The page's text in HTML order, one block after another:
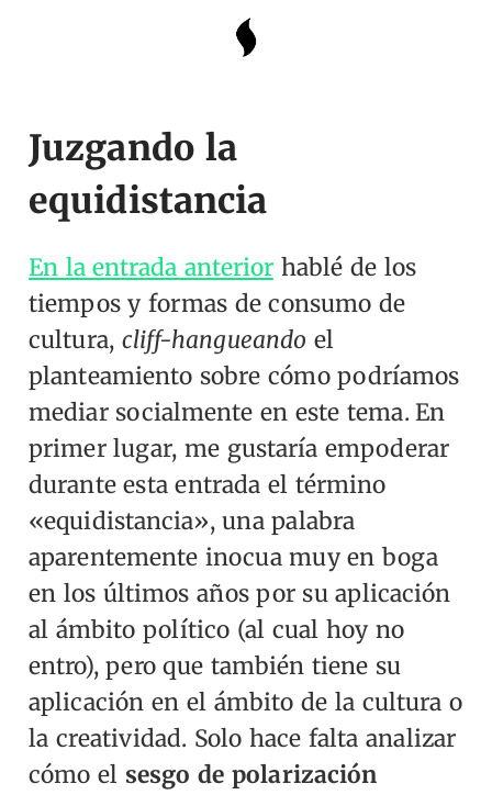
Juzgando la
equidistancia
En la entrada anteriorhablé de los
tiempos y formas de consumo de
cultura, cliff-hangueando el
planteamiento sobre cómo podríamos
mediar socialmente en este tema. En
primer lugar, me gustaría empoderar
durante esta entrada el término
«equidistancia», una palabra
aparentemente inocua muy en boga
en los últimos años por su aplicación
al ámbito político (al cual hoy no
entro), pero que también tiene su
aplicación en el ámbito de la cultura o
la creatividad. Solo hace falta analizar
cómo el sesgo de polarización